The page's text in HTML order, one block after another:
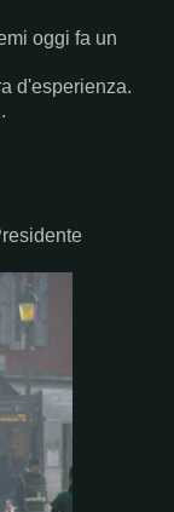
oggi fa un
d'esperienza.